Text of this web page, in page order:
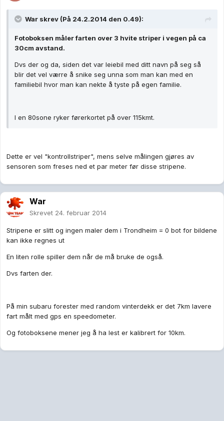
War skrev (På 24.2.2014 den 0.49):
Fotoboksen måler farten over 3 hvite striper i vegen på ca
30cm avstand.
Dvs der og da, siden det var leiebil med ditt navn på seg så
blir det vel værre å snike seg unna som man kan med en
familiebil hvor man kan nekte å tyste på egen familie.
I en 80sone ryker førerkortet på over 115kmt.
Dette er vel "kontrollstriper", mens selve målingen gjøres av
sensoren som freses ned et par meter før disse stripene.
War
Skrevet 24. februar 2014
Stripene er slitt og ingen maler dem i Trondheim = 0 bot for bildene
kan ikke regnes ut
En liten rolle spiller dem når de må bruke de også.
Dvs farten der.
På min subaru forester med random vinterdekk er det 7km lavere
fart målt med gps en speedometer.
Og fotoboksene mener jeg å ha lest er kalibrert for 10km.